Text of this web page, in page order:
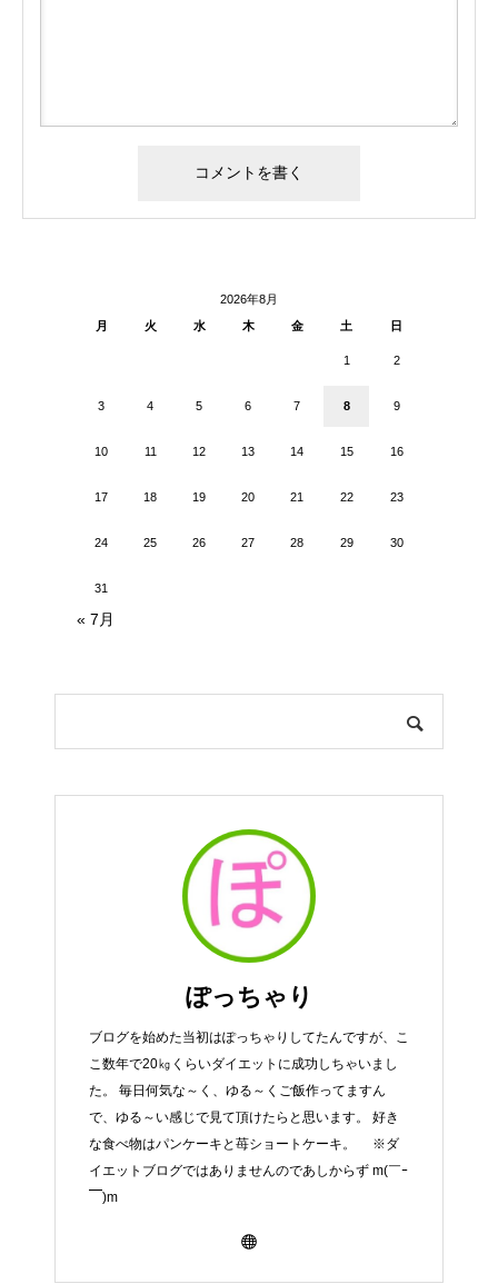
2026年8月
月
火 水 木 金 土 日
1 2
3 4 5 6 7 8 9
10 11 12 13 14 15 16
17 18 19 20 21 22 23
24 25 26 27 28 29 30
31
« 7月
ぽっちゃり
ブログを始めた当初はぽっちゃりしてたんですが、こ
こ数年で20㎏くらいダイエットに成功しちゃいまし
た。 毎日何気な～く、ゆる～くご飯作ってますん
で、ゆる～い感じで見て頂けたらと思います。 好き
な食べ物はパンケーキと苺ショートケーキ。 ※ダ
イエットブログではありませんのであしからず m(￣ｰ
￣)m